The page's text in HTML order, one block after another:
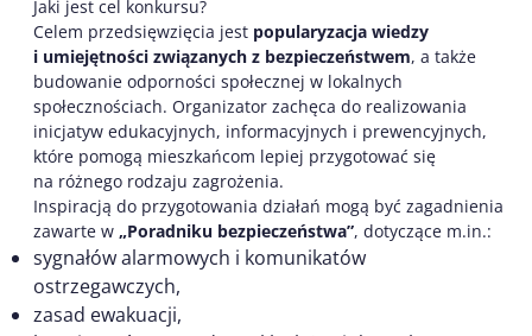
Jaki jest cel konkursu?
Celem przedsięwzięcia jest popularyzacja wiedzy
i umiejętności związanych z bezpieczeństwem, a także
budowanie odporności społecznej w lokalnych
społecznościach. Organizator zachęca do realizowania
inicjatyw edukacyjnych, informacyjnych i prewencyjnych,
które pomogą mieszkańcom lepiej przygotować się
na różnego rodzaju zagrożenia.
Inspiracją do przygotowania działań mogą być zagadnienia
zawarte w „Poradniku bezpieczeństwa”, dotyczące m.in.:
sygnałów alarmowych i komunikatów
ostrzegawczych,
zasad ewakuacji,